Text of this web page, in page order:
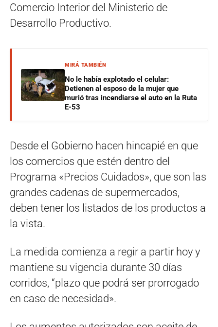
Comercio Interior del Ministerio de
Desarrollo Productivo.
MIRÁ TAMBIÉN
No le había explotado el celular:
Detienen al esposo de la mujer que
murió tras incendiarse el auto en la Ruta
E-53
Desde el Gobierno hacen hincapié en que
los comercios que estén dentro del
Programa «Precios Cuidados», que son las
grandes cadenas de supermercados,
deben tener los listados de los productos a
la vista.
La medida comienza a regir a partir hoy y
mantiene su vigencia durante 30 días
corridos, “plazo que podrá ser prorrogado
en caso de necesidad».